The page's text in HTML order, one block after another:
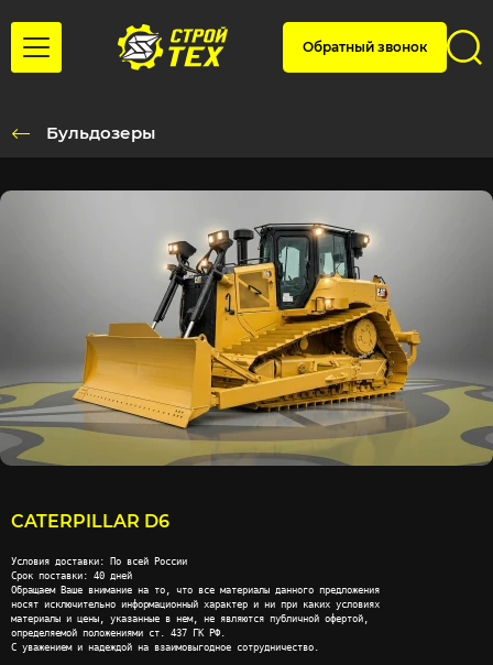
Обратный звонок
Бульдозеры
CATERPILLAR D6
Условия доставки: По всей России
Срок поставки: 40 дней
Обращаем Ваше внимание на то, что все материалы данного предложения
носят исключительно информационный характер и ни при каких условиях
материалы и цены, указанные в нем, не являются публичной офертой,
определяемой положениями ст. 437 ГК РФ.
С уважением и надеждой на взаимовыгодное сотрудничество.